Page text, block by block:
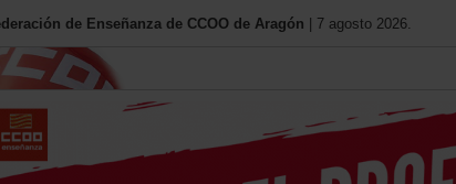
de Enseñanza de CCOO de Aragón | 7 agosto 2026.